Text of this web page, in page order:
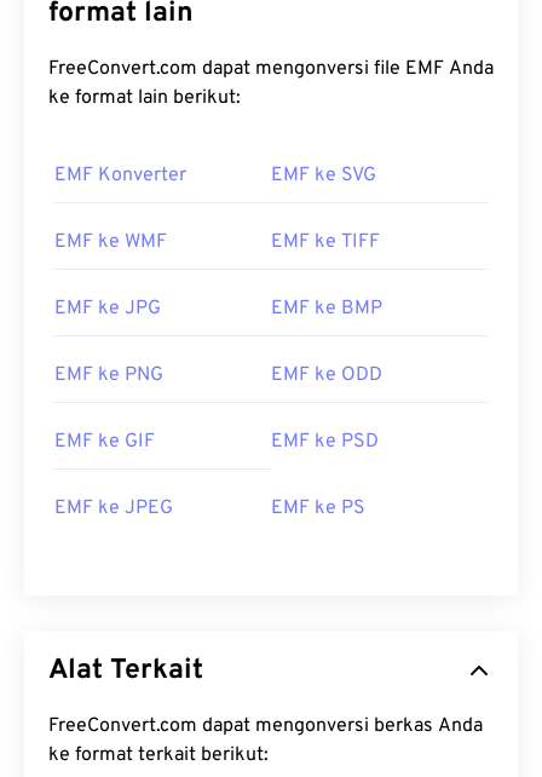
format lain
FreeConvert.com dapat mengonversi file EMF Anda
ke format lain berikut:
EMF Konverter EMF ke SVG
EMF ke WMF EMF ke TIFF
EMF ke JPG EMF ke BMP
EMF ke PNG EMF ke ODD
EMF ke GIF EMF ke PSD
EMF ke JPEG EMF ke PS
Alat Terkait
FreeConvert.com dapat mengonversi berkas Anda
ke format terkait berikut: